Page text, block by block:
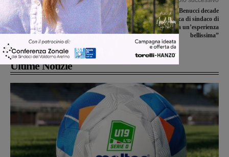
Biblioteca Venturino Venturi: attivo il
servizio “Book delivery”
Cristiano Benucci decade
ufficialmente dalla carica di sindaco di
Reggello. “È stata un’esperienza
bellissima”
Ultime Notizie